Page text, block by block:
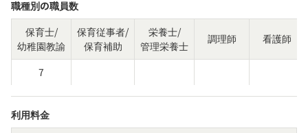
職種別の職員数
保育士/
幼稚園教諭
保育従事者/
保育補助
栄養士/
管理栄養士
調理師 看護師
7
利用料金